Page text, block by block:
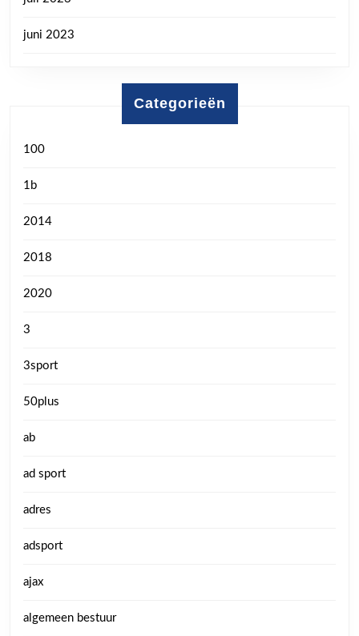
juni 2023
Categorieën
100
1b
2014
2018
2020
3
3sport
50plus
ab
ad sport
adres
adsport
ajax
algemeen bestuur